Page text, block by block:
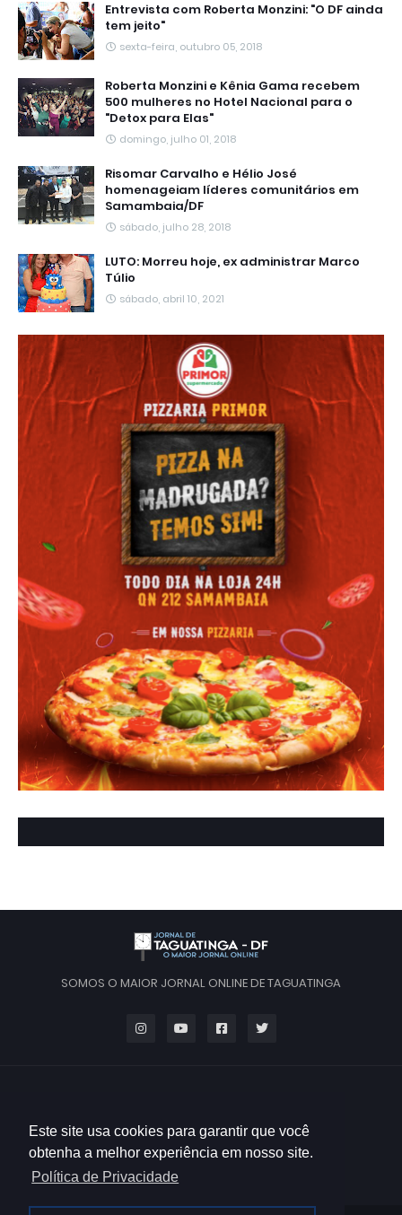
Este site usa cookies para garantir que você
obtenha a melhor experiência em nosso site.
Política de Privacidade
Entrevista com Roberta Monzini: "O DF ainda
tem jeito"
sexta-feira, outubro 05, 2018
Roberta Monzini e Kênia Gama recebem
500 mulheres no Hotel Nacional para o
"Detox para Elas"
domingo, julho 01, 2018
Risomar Carvalho e Hélio José
homenageiam líderes comunitários em
Samambaia/DF
sábado, julho 28, 2018
LUTO: Morreu hoje, ex administrar Marco
Túlio
sábado, abril 10, 2021
SOMOS O MAIOR JORNAL ONLINE DE TAGUATINGA